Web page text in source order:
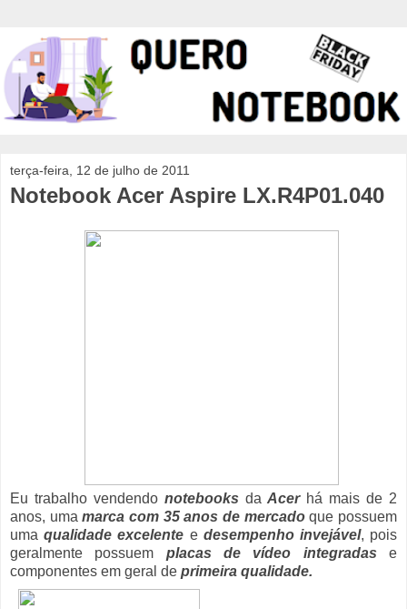
terça-feira, 12 de julho de 2011
Notebook Acer Aspire LX.R4P01.040
Eu trabalho vendendo notebooks daAcer há mais de 2
anos, umamarca com 35 anos de mercadoque possuem
umaqualidade excelente e desempenho invejável, pois
geralmente possuem placas de vídeo integradas e
componentes em geral de primeira qualidade.